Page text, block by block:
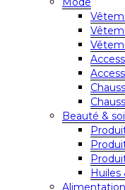
Beauté &
Huiles
Alimentation